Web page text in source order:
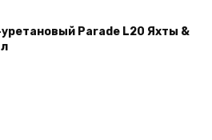
Parade L20 Яхты &